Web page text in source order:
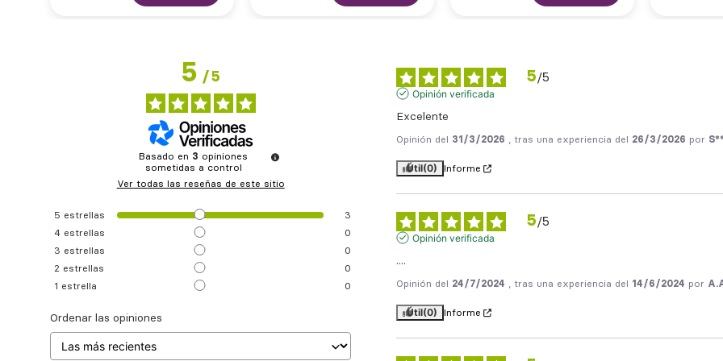
5/5
Basado en 3 opiniones
sometidas a control
Ver todas las reseñas de este sitio
5 estrellas
3
4 estrellas
0
3 estrellas
0
2 estrellas
0
1 estrella 0
Ordenar las opiniones
5/5
Opinión verificada
Excelente
Opinión del 31/3/2026 , tras una experiencia del 26/3/2026 por
Útil(0) Informe
5/5
Opinión verificada
....
Opinión del 24/7/2024 , tras una experiencia del 14/6/2024 por
Útil(0) Informe